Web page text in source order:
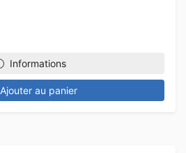
Informations
Ajouter au panier